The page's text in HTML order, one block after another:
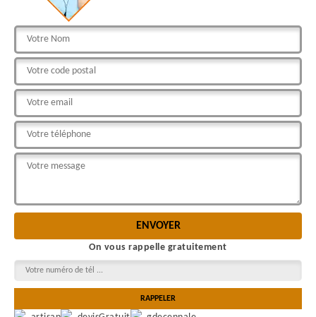
On vous rappelle gratuitement